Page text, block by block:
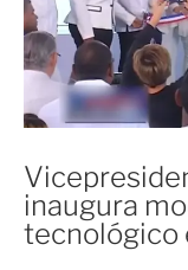
inaugura
tecnológico